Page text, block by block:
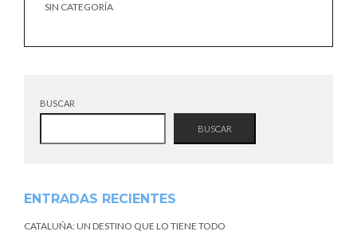
SIN CATEGORÍA
BUSCAR
BUSCAR
ENTRADAS RECIENTES
CATALUÑA: UN DESTINO QUE LO TIENE TODO